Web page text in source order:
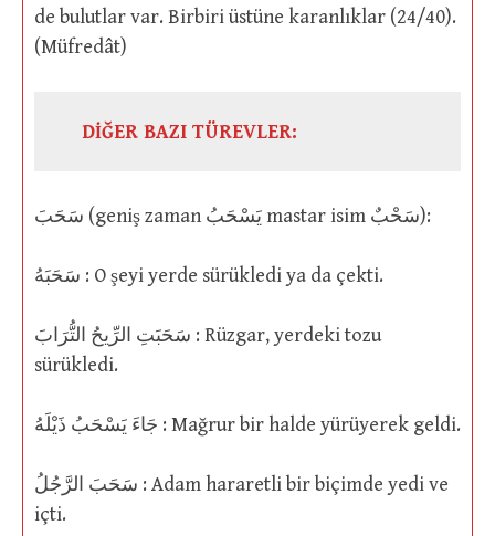
de bulutlar var. Birbiri üstüne karanlıklar (24/40).
(Müfredât)
DİĞER BAZI TÜREVLER:
سَحَبَ (geniş zaman يَسْحَبُ mastar isim سَحْبٌ):
سَحَبَهُ : O şeyi yerde sürükledi ya da çekti.
سَحَبَتِ الرِّيحُ التُّرَابَ : Rüzgar, yerdeki tozu
sürükledi.
جَاءَ يَسْحَبُ ذَيْلَهُ : Mağrur bir halde yürüyerek geldi.
سَحَبَ الرَّجُلُ : Adam hararetli bir biçimde yedi ve
içti.